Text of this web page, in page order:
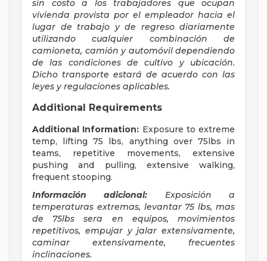
sin costo a los trabajadores que ocupan
vivienda provista por el empleador hacia el
lugar de trabajo y de regreso diariamente
utilizando cualquier combinación de
camioneta, camión y automóvil dependiendo
de las condiciones de cultivo y ubicación.
Dicho transporte estará de acuerdo con las
leyes y regulaciones aplicables.
Additional Requirements
Additional Information: Exposure to extreme
temp, lifting 75 lbs, anything over 75lbs in
teams, repetitive movements, extensive
pushing and pulling, extensive walking,
frequent stooping.
Información adicional: Exposición a
temperaturas extremas, levantar 75 lbs, mas
de 75lbs sera en equipos, movimientos
repetitivos, empujar y jalar extensivamente,
caminar extensivamente, frecuentes
inclinaciones.